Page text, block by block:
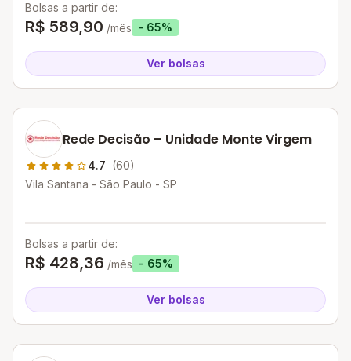
Bolsas a partir de:
R$ 589,90 /mês - 65%
Ver bolsas
Rede Decisão – Unidade Monte Virgem
4.7 (60)
Vila Santana - São Paulo - SP
Bolsas a partir de:
R$ 428,36 /mês - 65%
Ver bolsas